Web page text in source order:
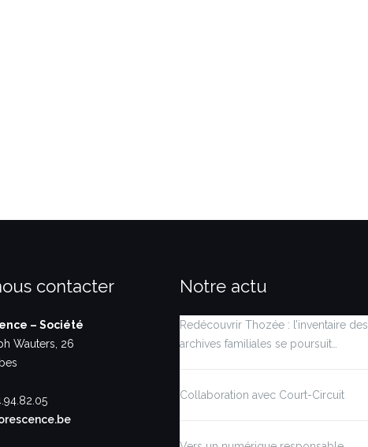
contacter
– Société
Wauters, 26
Notre actu
Redécouvrir Thozée : l’inventaire des
archives familiales se poursuit…
Collaboration avec Court-Circuit